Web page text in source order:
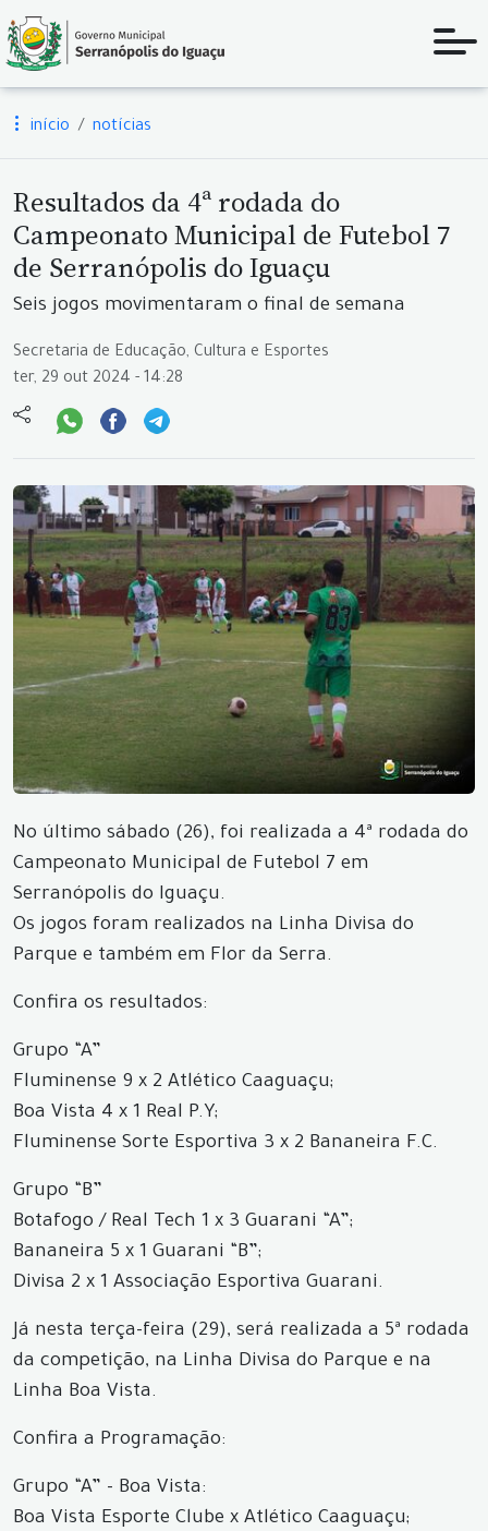
início notícias
Resultados da 4ª rodada do
Campeonato Municipal de Futebol 7
de Serranópolis do Iguaçu
Seis jogos movimentaram o final de semana
Secretaria de Educação, Cultura e Esportes
ter, 29 out 2024 - 14:28
No último sábado (26), foi realizada a 4ª rodada do
Campeonato Municipal de Futebol 7 em
Serranópolis do Iguaçu.
Os jogos foram realizados na Linha Divisa do
Parque e também em Flor da Serra.
Confira os resultados:
Grupo “A”
Fluminense 9 x 2 Atlético Caaguaçu;
Boa Vista 4 x 1 Real P.Y;
Fluminense Sorte Esportiva 3 x 2 Bananeira F.C.
Grupo “B”
Botafogo / Real Tech 1 x 3 Guarani “A”;
Bananeira 5 x 1 Guarani “B”;
Divisa 2 x 1 Associação Esportiva Guarani.
Já nesta terça-feira (29), será realizada a 5ª rodada
da competição, na Linha Divisa do Parque e na
Linha Boa Vista.
Confira a Programação:
Grupo “A” - Boa Vista:
Boa Vista Esporte Clube x Atlético Caaguaçu;